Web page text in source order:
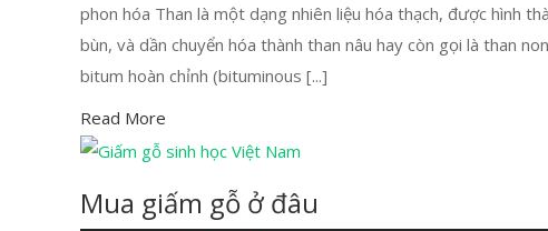
phon hóa Than là một dạng nhiên liệu hóa thạch, được hình
bùn, và dần chuyển hóa thành than nâu hay còn gọi là than
bitum hoàn chỉnh (bituminous [...]
Read More
Mua giấm gỗ ở đâu